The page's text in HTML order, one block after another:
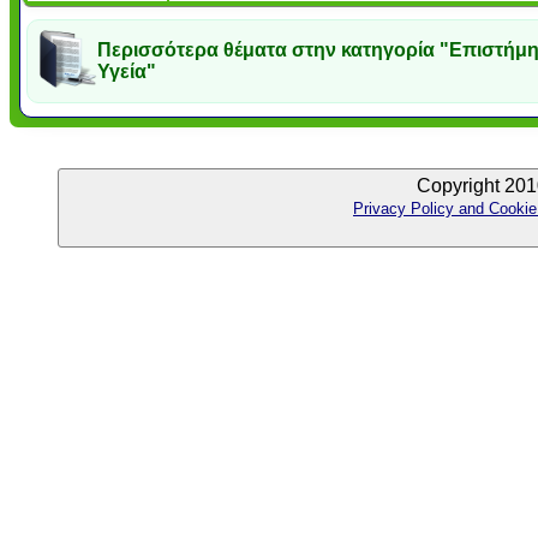
Περισσότερα θέματα στην κατηγορία
Υγεία"
Copyright
Privacy Policy and